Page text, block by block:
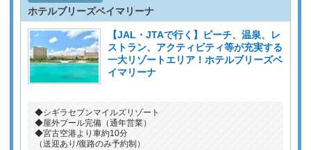
ホテルブリーズベイマリーナ
【JAL・JTAで行く】ビーチ、温泉、レ
ストラン、アクティビティ等が充実する
一大リゾートエリア！ホテルブリーズベ
イマリーナ
◆シギラセブンマイルズリゾート
◆屋外プール完備（通年営業）
◆宮古空港より車約10分
（送迎あり/復路のみ予約制）